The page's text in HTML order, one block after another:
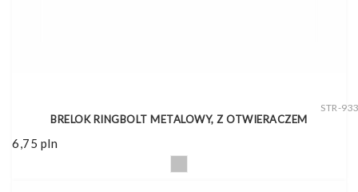
STR-
BRELOK RINGBOLT METALOWY, Z OTWIERACZEM
6,75 pln